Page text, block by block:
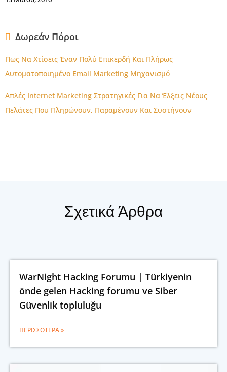
Δωρεάν Πόροι
Πως Να Χτίσεις Έναν Πολύ Επικερδή Και Πλήρως
Αυτοματοποιημένο Email Marketing Μηχανισμό
Απλές Internet Marketing Στρατηγικές Για Να Έλξεις Νέους
Πελάτες Που Πληρώνουν, Παραμένουν Και Συστήνουν
Σχετικά Άρθρα
WarNight Hacking Forumu | Türkiyenin
önde gelen Hacking forumu ve Siber
Güvenlik topluluğu
ΠΕΡΙΣΣΌΤΕΡΑ »